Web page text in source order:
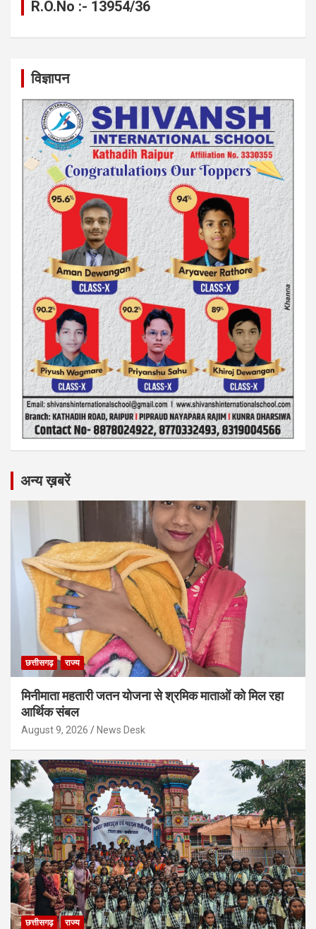
R.O.No :- 13954/36
विज्ञापन
अन्य ख़बरें
छत्तीसगढ़ राज्य
मिनीमाता महतारी जतन योजना से श्रमिक माताओं को मिल रहा
आर्थिक संबल
August 9, 2026 News Desk
छत्तीसगढ़ राज्य